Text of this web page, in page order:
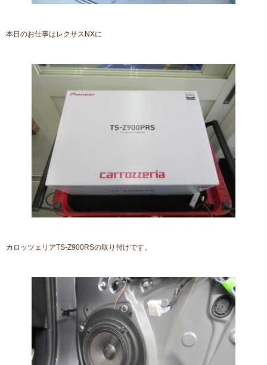
本日のお仕事はレクサスNXに
カロッツェリアTS-Z900RSの取り付けです。